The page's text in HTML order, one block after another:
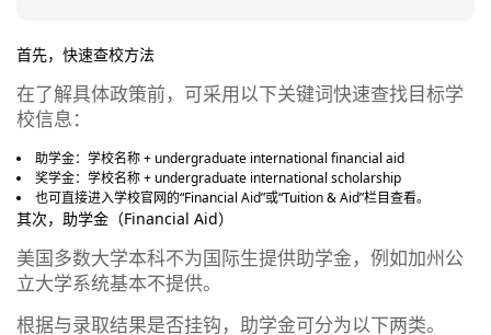
首先，快速查校方法
在了解具体政策前，可采用以下关键词快速查找目标学
校信息：
助学金：学校名称 + undergraduate international financial aid
奖学金：学校名称 + undergraduate international scholarship
也可直接进入学校官网的“Financial Aid”或“Tuition & Aid”栏目查看。
其次，助学金（Financial Aid）
美国多数大学本科不为国际生提供助学金，例如加州公
立大学系统基本不提供。
根据与录取结果是否挂钩，助学金可分为以下两类。